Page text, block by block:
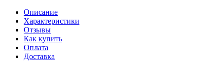
Описание
Характеристики
Отзывы
Как купить
Оплата
Доставка